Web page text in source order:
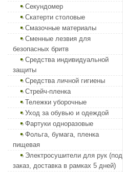
Секундомер
Скатерти столовые
Смазочные материалы
Сменные лезвия для
безопасных бритв
Средства индивидуальной
защиты
Средства личной гигиены
Стрейч-пленка
Тележки уборочные
Уход за обувью и одеждой
Фартуки одноразовые
Фольга, бумага, пленка
пищевая
Электросушители для рук (под
заказ, доставка в рамках 5 дней)